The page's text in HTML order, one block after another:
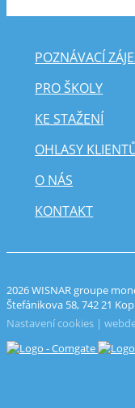
POZNÁVACÍ
PRO ŠKOLY
KE STAŽENÍ
OHLASY
O NÁS
KONTAKT
2026 WISNAR groupe
Štefánikova 58, 742 21
Nastavení cookies |